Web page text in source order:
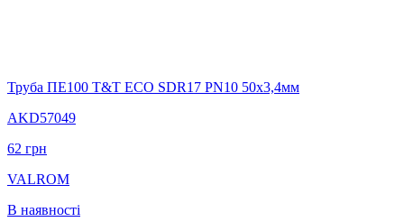
Труба ПЕ100 T&T ECO SDR17 PN10 50х3,4мм
AKD57049
62 грн
VALROM
В наявності